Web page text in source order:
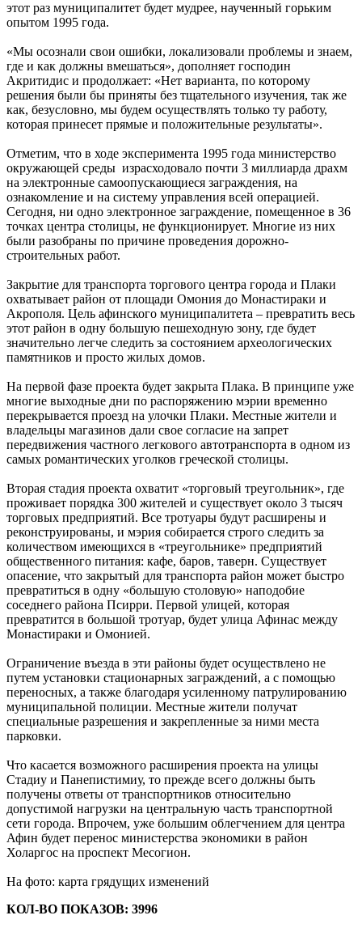
этот раз муниципалитет будет мудрее, наученный горьким
опытом 1995 года.
«Мы осознали свои ошибки, локализовали проблемы и знаем,
где и как должны вмешаться», дополняет господин
Акритидис и продолжает: «Нет варианта, по которому
решения были бы приняты без тщательного изучения, так же
как, безусловно, мы будем осуществлять только ту работу,
которая принесет прямые и положительные результаты».
Отметим, что в ходе эксперимента 1995 года министерство
окружающей среды израсходовало почти 3 миллиарда драхм
на электронные самоопускающиеся заграждения, на
ознакомление и на систему управления всей операцией.
Сегодня, ни одно электронное заграждение, помещенное в 36
точках центра столицы, не функционирует. Многие из них
были разобраны по причине проведения дорожно-
строительных работ.
Закрытие для транспорта торгового центра города и Плаки
охватывает район от площади Омония до Монастираки и
Акрополя. Цель афинского муниципалитета – превратить весь
этот район в одну большую пешеходную зону, где будет
значительно легче следить за состоянием археологических
памятников и просто жилых домов.
На первой фазе проекта будет закрыта Плака. В принципе уже
многие выходные дни по распоряжению мэрии временно
перекрывается проезд на улочки Плаки. Местные жители и
владельцы магазинов дали свое согласие на запрет
передвижения частного легкового автотранспорта в одном из
самых романтических уголков греческой столицы.
Вторая стадия проекта охватит «торговый треугольник», где
проживает порядка 300 жителей и существует около 3 тысяч
торговых предприятий. Все тротуары будут расширены и
реконструированы, и мэрия собирается строго следить за
количеством имеющихся в «треугольнике» предприятий
общественного питания: кафе, баров, таверн. Существует
опасение, что закрытый для транспорта район может быстро
превратиться в одну «большую столовую» наподобие
соседнего района Псирри. Первой улицей, которая
превратится в большой тротуар, будет улица Афинас между
Монастираки и Омонией.
Ограничение въезда в эти районы будет осуществлено не
путем установки стационарных заграждений, а с помощью
переносных, а также благодаря усиленному патрулированию
муниципальной полиции. Местные жители получат
специальные разрешения и закрепленные за ними места
парковки.
Что касается возможного расширения проекта на улицы
Стадиу и Панепистимиу, то прежде всего должны быть
получены ответы от транспортников относительно
допустимой нагрузки на центральную часть транспортной
сети города. Впрочем, уже большим облегчением для центра
Афин будет перенос министерства экономики в район
Холаргос на проспект Месогион.
На фото: карта грядущих изменений
КОЛ-ВО ПОКАЗОВ: 3996